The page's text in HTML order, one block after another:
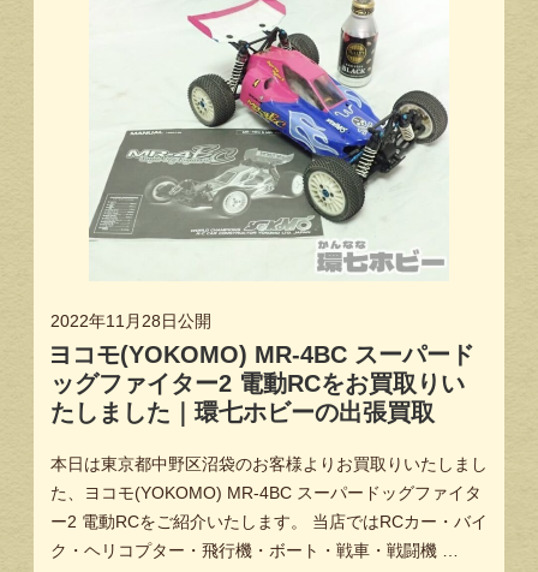
2022年11月28日公開
ヨコモ(YOKOMO) MR-4BC スーパード
ッグファイター2 電動RCをお買取りい
たしました｜環七ホビーの出張買取
本日は東京都中野区沼袋のお客様よりお買取りいたしまし
た、ヨコモ(YOKOMO) MR-4BC スーパードッグファイタ
ー2 電動RCをご紹介いたします。 当店ではRCカー・バイ
ク・ヘリコプター・飛行機・ボート・戦車・戦闘機 …